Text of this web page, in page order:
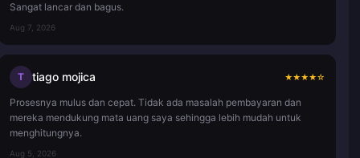
Sangat lancar dan bagus.
Aug 7, 2026
T tiago mojica ★★★★☆
Prosesnya mulus dan cepat. Tidak ada masalah pembayaran dan
mereka mendukung mata uang saya sehingga lebih mudah untuk
menghitungnya.
Aug 5, 2026